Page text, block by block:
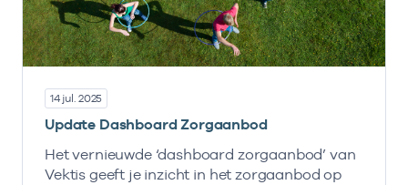
14 jul. 2025
Update Dashboard Zorgaanbod
Het vernieuwde ‘dashboard zorgaanbod’ van
Vektis geeft je inzicht in het zorgaanbod op